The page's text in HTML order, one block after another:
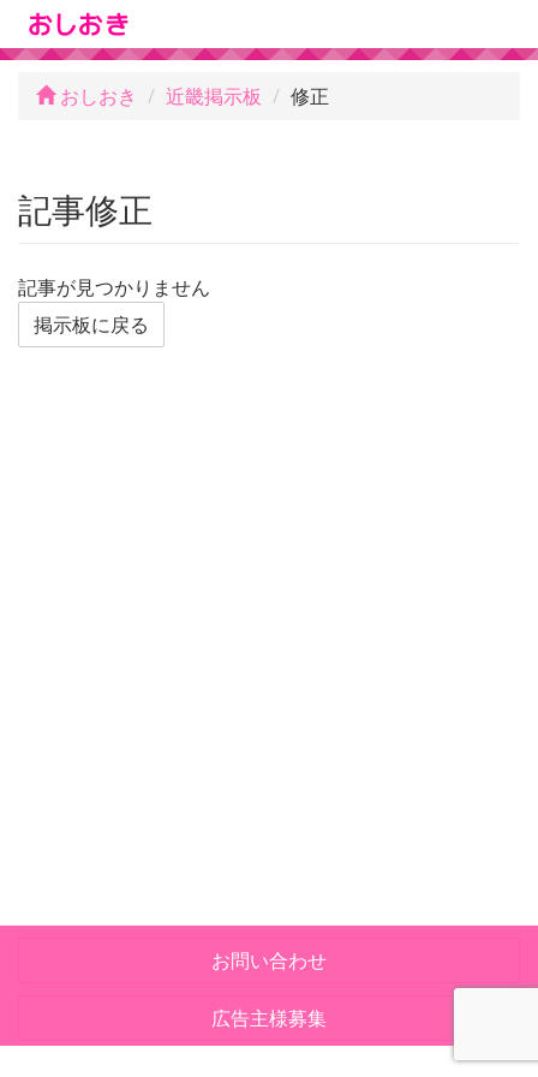
おしおき 近畿掲示板 修正
記事修正
記事が見つかりません
掲示板に戻る
お問い合わせ
広告主様募集